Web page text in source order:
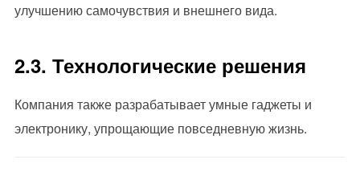
улучшению самочувствия и внешнего вида.
2.3. Технологические решения
Компания также разрабатывает умные гаджеты и
электронику, упрощающие повседневную жизнь.